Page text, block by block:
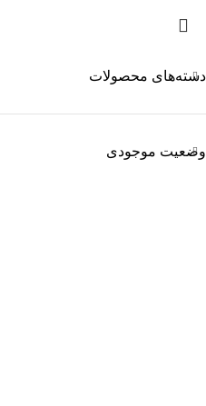
دسته‌های محصولات
وضعیت موجودی